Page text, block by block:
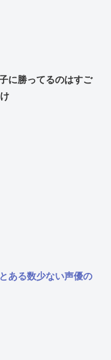
に勝ってるのはすご
ある数少ない声優の